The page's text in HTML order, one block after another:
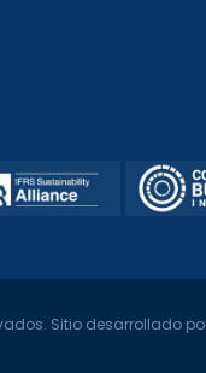
Sitio desarrollado por